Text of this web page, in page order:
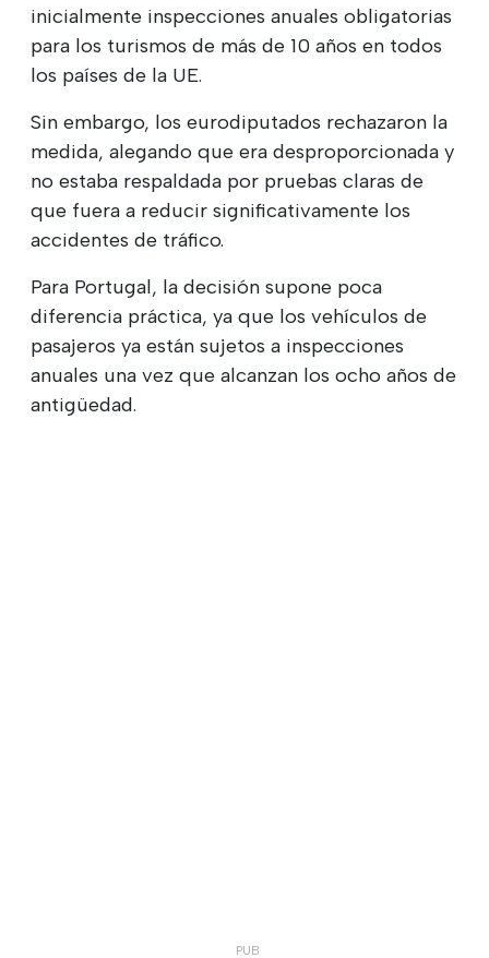
inicialmente inspecciones anuales obligatorias
para los turismos de más de 10 años en todos
los países de la UE.
Sin embargo, los eurodiputados rechazaron la
medida, alegando que era desproporcionada y
no estaba respaldada por pruebas claras de
que fuera a reducir significativamente los
accidentes de tráfico.
Para Portugal, la decisión supone poca
diferencia práctica, ya que los vehículos de
pasajeros ya están sujetos a inspecciones
anuales una vez que alcanzan los ocho años de
antigüedad.